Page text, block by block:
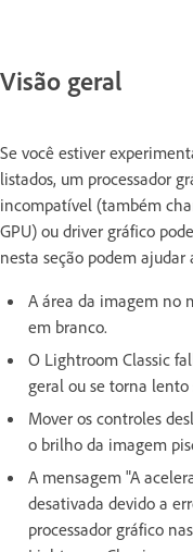
Visão geral
Se você estiver
listados, um processador
incompatível (também
GPU) ou driver gráfico
nesta seção podem
A área da imagem no
em branco.
O Lightroom Classic
geral ou se torna lento
Mover os controles
o brilho da imagem
A mensagem "A
desativada devido a
processador gráfico